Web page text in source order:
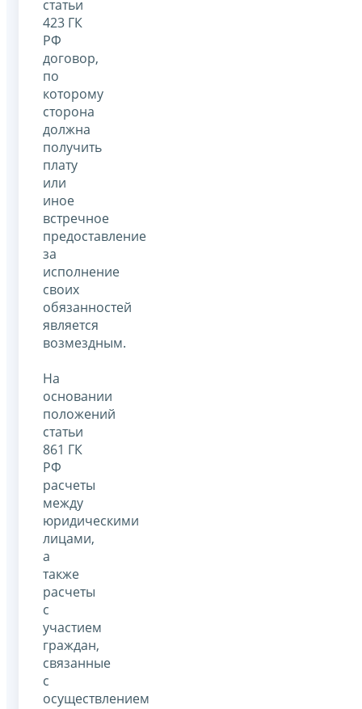
статьи
423 ГК
РФ
договор,
по
которому
сторона
должна
получить
плату
или
иное
встречное
предоставление
за
исполнение
своих
обязанностей
является
возмездным.
На
основании
положений
статьи
861 ГК
РФ
расчеты
между
юридическими
лицами,
а
также
расчеты
с
участием
граждан,
связанные
с
осуществлением